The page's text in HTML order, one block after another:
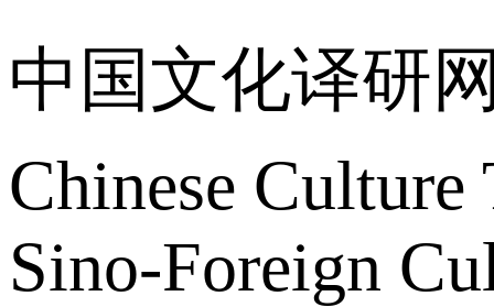
中国文化译研
Chinese
Sino-Foreign